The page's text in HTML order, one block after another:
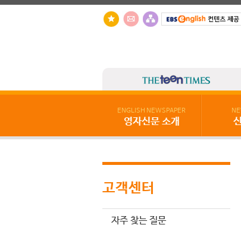
ENGLISH NEWSPAPER
영자신문 소개
고객센터
자주 찾는 질문